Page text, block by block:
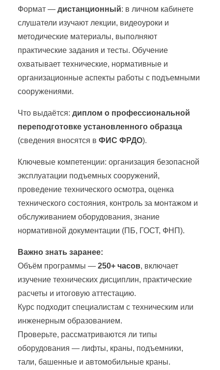
Формат — дистанционный: в личном кабинете
слушатели изучают лекции, видеоуроки и
методические материалы, выполняют
практические задания и тесты. Обучение
охватывает технические, нормативные и
организационные аспекты работы с подъемными
сооружениями.
Что выдаётся: диплом о профессиональной
переподготовке установленного образца
(сведения вносятся в ФИС ФРДО).
Ключевые компетенции: организация безопасной
эксплуатации подъемных сооружений,
проведение технического осмотра, оценка
технического состояния, контроль за монтажом и
обслуживанием оборудования, знание
нормативной документации (ПБ, ГОСТ, ФНП).
Важно знать заранее:
Объём программы — 250+ часов, включает
изучение технических дисциплин, практические
расчеты и итоговую аттестацию.
Курс подходит специалистам с техническим или
инженерным образованием.
Проверьте, рассматриваются ли типы
оборудования — лифты, краны, подъемники,
тали, башенные и автомобильные краны.